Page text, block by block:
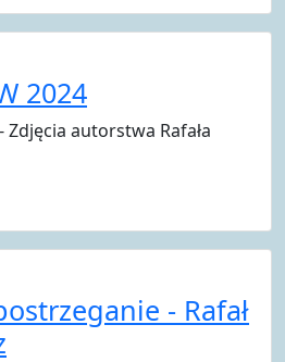
2024
Zdjęcia autorstwa Rafała
- Rafał